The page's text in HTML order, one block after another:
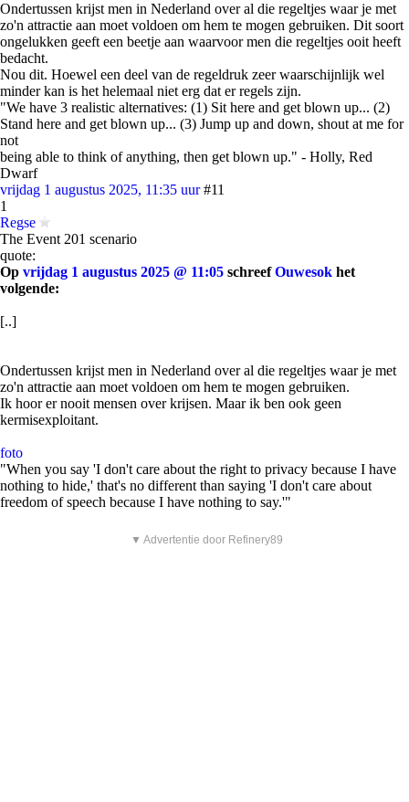
Ondertussen krijst men in Nederland over al die regeltjes waar je met
zo'n attractie aan moet voldoen om hem te mogen gebruiken. Dit soort
ongelukken geeft een beetje aan waarvoor men die regeltjes ooit heeft
bedacht.
Nou dit. Hoewel een deel van de regeldruk zeer waarschijnlijk wel
minder kan is het helemaal niet erg dat er regels zijn.
"We have 3 realistic alternatives: (1) Sit here and get blown up... (2)
Stand here and get blown up... (3) Jump up and down, shout at me for
not
being able to think of anything, then get blown up." - Holly, Red
Dwarf
vrijdag 1 augustus 2025, 11:35 uur #11
1
Regse
The Event 201 scenario
quote:
Op vrijdag 1 augustus 2025 @ 11:05 schreefOuwesok het
volgende:
[..]
Ondertussen krijst men in Nederland over al die regeltjes waar je met
zo'n attractie aan moet voldoen om hem te mogen gebruiken.
Ik hoor er nooit mensen over krijsen. Maar ik ben ook geen
kermisexploitant.
foto
"When you say 'I don't care about the right to privacy because I have
nothing to hide,' that's no different than saying 'I don't care about
freedom of speech because I have nothing to say.'"
▼ Advertentie door Refinery89